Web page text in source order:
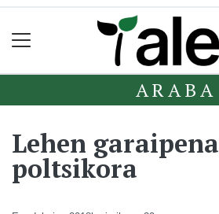
ARABA
Lehen garaipena
poltsikora